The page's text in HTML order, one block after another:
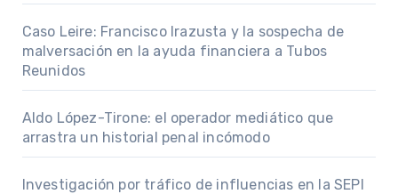
Caso Leire: Francisco Irazusta y la sospecha de
malversación en la ayuda financiera a Tubos
Reunidos
Aldo López-Tirone: el operador mediático que
arrastra un historial penal incómodo
Investigación por tráfico de influencias en la SEPI